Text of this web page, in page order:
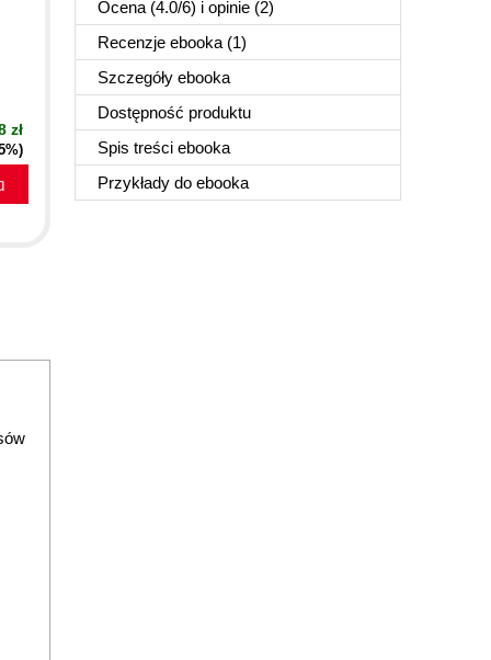
Ocena (4.0/6) i opinie (2)
Recenzje ebooka (1)
Szczegóły ebooka
Dostępność produktu
Spis treści ebooka
Przykłady do ebooka
zł